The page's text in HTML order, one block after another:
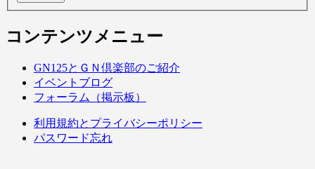
コンテンツメニュー
GN125とＧＮ倶楽部のご紹介
イベントブログ
フォーラム（掲示板）
利用規約とプライバシーポリシー
パスワード忘れ